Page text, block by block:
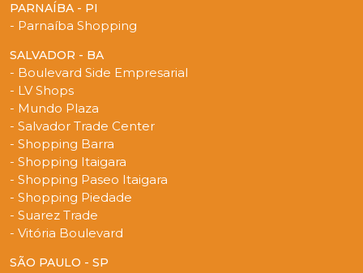
PARNAÍBA - PI
- Parnaíba Shopping
SALVADOR - BA
- Boulevard Side Empresarial
- LV Shops
- Mundo Plaza
- Salvador Trade Center
- Shopping Barra
- Shopping Itaigara
- Shopping Paseo Itaigara
- Shopping Piedade
- Suarez Trade
- Vitória Boulevard
SÃO PAULO - SP